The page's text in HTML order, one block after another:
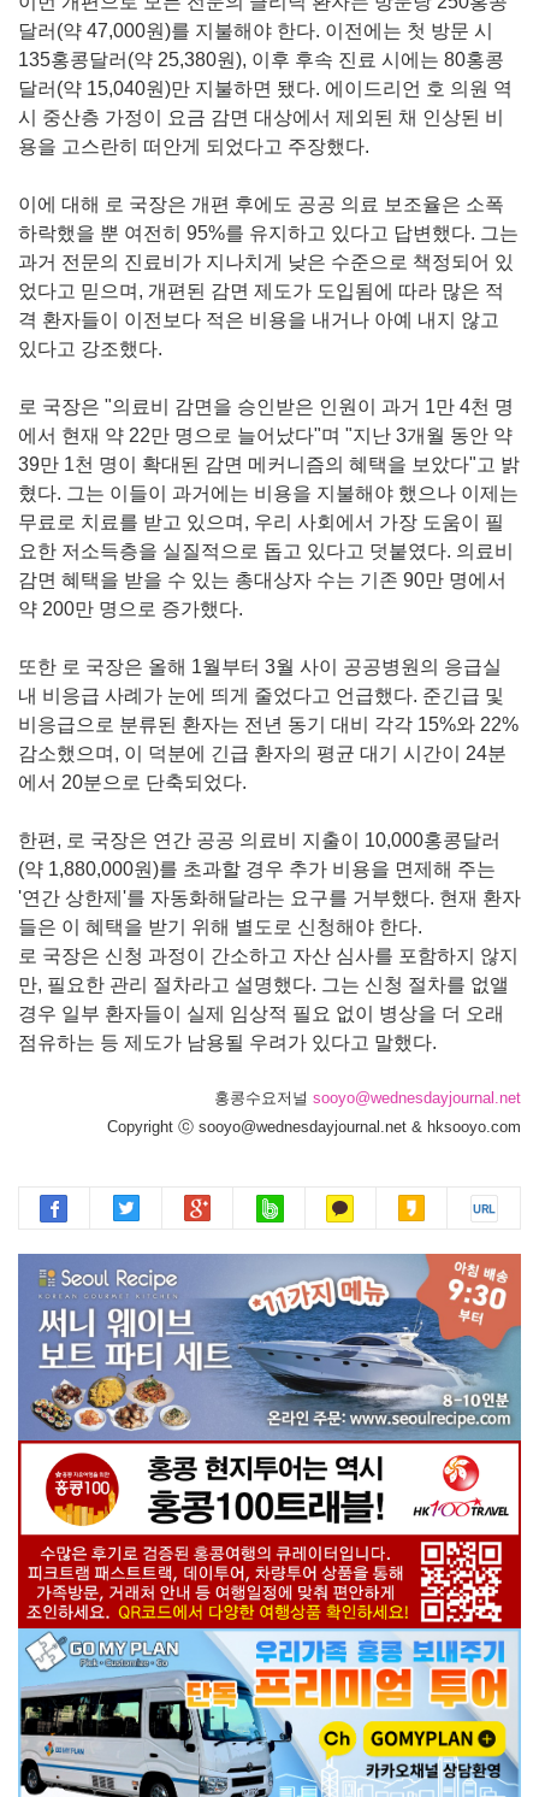
달러(약 47,000원)를 지불해야 한다. 이전에는 첫 방문 시
135홍콩달러(약 25,380원), 이후 후속 진료 시에는 80홍콩
달러(약 15,040원)만 지불하면 됐다. 에이드리언 호 의원 역
시 중산층 가정이 요금 감면 대상에서 제외된 채 인상된 비
용을 고스란히 떠안게 되었다고 주장했다.
이에 대해 로 국장은 개편 후에도 공공 의료 보조율은 소폭
하락했을 뿐 여전히 95%를 유지하고 있다고 답변했다. 그는
과거 전문의 진료비가 지나치게 낮은 수준으로 책정되어 있
었다고 믿으며, 개편된 감면 제도가 도입됨에 따라 많은 적
격 환자들이 이전보다 적은 비용을 내거나 아예 내지 않고
있다고 강조했다.
로 국장은 "의료비 감면을 승인받은 인원이 과거 1만 4천 명
에서 현재 약 22만 명으로 늘어났다"며 "지난 3개월 동안 약
39만 1천 명이 확대된 감면 메커니즘의 혜택을 보았다"고 밝
혔다. 그는 이들이 과거에는 비용을 지불해야 했으나 이제는
무료로 치료를 받고 있으며, 우리 사회에서 가장 도움이 필
요한 저소득층을 실질적으로 돕고 있다고 덧붙였다. 의료비
감면 혜택을 받을 수 있는 총대상자 수는 기존 90만 명에서
약 200만 명으로 증가했다.
또한 로 국장은 올해 1월부터 3월 사이 공공병원의 응급실
내 비응급 사례가 눈에 띄게 줄었다고 언급했다. 준긴급 및
비응급으로 분류된 환자는 전년 동기 대비 각각 15%와 22%
감소했으며, 이 덕분에 긴급 환자의 평균 대기 시간이 24분
에서 20분으로 단축되었다.
한편, 로 국장은 연간 공공 의료비 지출이 10,000홍콩달러
(약 1,880,000원)를 초과할 경우 추가 비용을 면제해 주는
'연간 상한제'를 자동화해달라는 요구를 거부했다. 현재 환자
들은 이 혜택을 받기 위해 별도로 신청해야 한다.
로 국장은 신청 과정이 간소하고 자산 심사를 포함하지 않지
만, 필요한 관리 절차라고 설명했다. 그는 신청 절차를 없앨
경우 일부 환자들이 실제 임상적 필요 없이 병상을 더 오래
점유하는 등 제도가 남용될 우려가 있다고 말했다.
홍콩수요저널 sooyo@wednesdayjournal.net
Copyright ⓒ sooyo@wednesdayjournal.net & hksooyo.com